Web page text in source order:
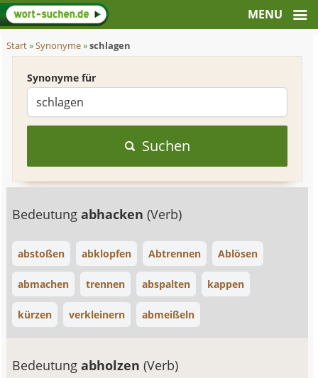
Start»Synonyme»schlagen
Synonyme für
Suchen
Bedeutungabhacken(Verb)
abstoßen abklopfen Abtrennen Ablösen
abmachen trennen abspalten kappen
kürzen verkleinern abmeißeln
Bedeutungabholzen(Verb)